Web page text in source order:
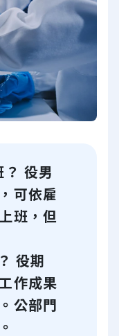
役男
可依雇
班，但
役期
作成果
公部門